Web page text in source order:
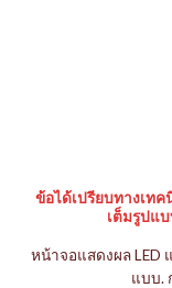
ข้อได้เปรียบทางเทค
เต็มรูปแ
หน้าจอแสดงผล LED
แบบ.